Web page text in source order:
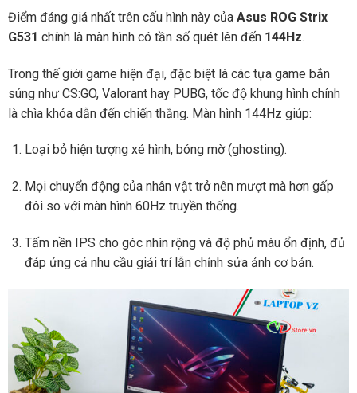
Điểm đáng giá nhất trên cấu hình này của Asus ROG Strix
G531 chính là màn hình có tần số quét lên đến 144Hz.
Trong thế giới game hiện đại, đặc biệt là các tựa game bắn
súng như CS:GO, Valorant hay PUBG, tốc độ khung hình chính
là chìa khóa dẫn đến chiến thắng. Màn hình 144Hz giúp:
Loại bỏ hiện tượng xé hình, bóng mờ (ghosting).
Mọi chuyển động của nhân vật trở nên mượt mà hơn gấp
đôi so với màn hình 60Hz truyền thống.
Tấm nền IPS cho góc nhìn rộng và độ phủ màu ổn định, đủ
đáp ứng cả nhu cầu giải trí lẫn chỉnh sửa ảnh cơ bản.